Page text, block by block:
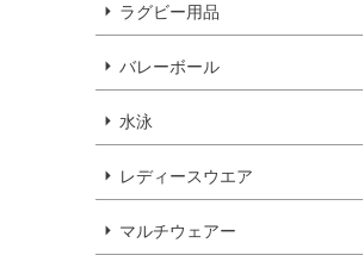
ラグビー用品
バレーボール
水泳
レディースウエア
マルチウェアー